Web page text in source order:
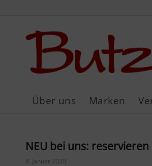
Über uns Marken
NEU bei uns:
8. Januar 2020